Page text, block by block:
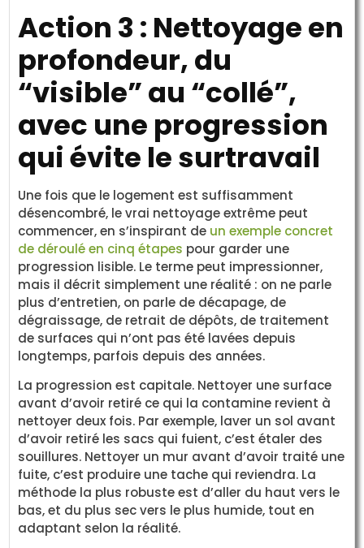
Action 3 : Nettoyage en
profondeur, du
“visible” au “collé”,
avec une progression
qui évite le surtravail
Une fois que le logement est suffisamment
désencombré, le vrai nettoyage extrême peut
commencer, en s’inspirant de un exemple concret
de déroulé en cinq étapes pour garder une
progression lisible. Le terme peut impressionner,
mais il décrit simplement une réalité : on ne parle
plus d’entretien, on parle de décapage, de
dégraissage, de retrait de dépôts, de traitement
de surfaces qui n’ont pas été lavées depuis
longtemps, parfois depuis des années.
La progression est capitale. Nettoyer une surface
avant d’avoir retiré ce qui la contamine revient à
nettoyer deux fois. Par exemple, laver un sol avant
d’avoir retiré les sacs qui fuient, c’est étaler des
souillures. Nettoyer un mur avant d’avoir traité une
fuite, c’est produire une tache qui reviendra. La
méthode la plus robuste est d’aller du haut vers le
bas, et du plus sec vers le plus humide, tout en
adaptant selon la réalité.